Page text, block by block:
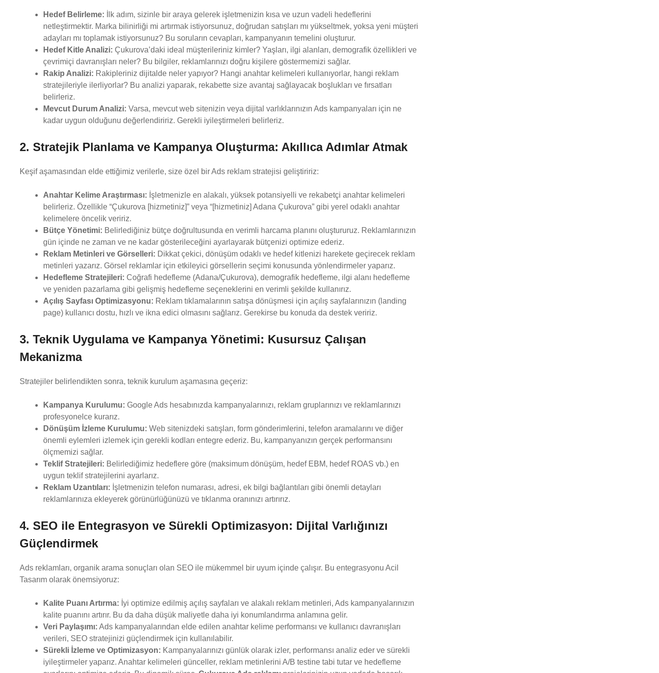
Hedef Belirleme: İlk adım, sizinle bir araya gelerek işletmenizin kısa ve uzun vadeli hedeflerini
netleştirmektir. Marka bilinirliği mi artırmak istiyorsunuz, doğrudan satışları mı yükseltmek, yoksa yeni müşteri
adayları mı toplamak istiyorsunuz? Bu soruların cevapları, kampanyanın temelini oluşturur.
Hedef Kitle Analizi: Çukurova’daki ideal müşterileriniz kimler? Yaşları, ilgi alanları, demografik özellikleri ve
çevrimiçi davranışları neler? Bu bilgiler, reklamlarınızı doğru kişilere göstermemizi sağlar.
Rakip Analizi: Rakipleriniz dijitalde neler yapıyor? Hangi anahtar kelimeleri kullanıyorlar, hangi reklam
stratejileriyle ilerliyorlar? Bu analizi yaparak, rekabette size avantaj sağlayacak boşlukları ve fırsatları
belirleriz.
Mevcut Durum Analizi: Varsa, mevcut web sitenizin veya dijital varlıklarınızın Ads kampanyaları için ne
kadar uygun olduğunu değerlendiririz. Gerekli iyileştirmeleri belirleriz.
2. Stratejik Planlama ve Kampanya Oluşturma: Akıllıca Adımlar Atmak
Keşif aşamasından elde ettiğimiz verilerle, size özel bir Ads reklam stratejisi geliştiririz:
Anahtar Kelime Araştırması: İşletmenizle en alakalı, yüksek potansiyelli ve rekabetçi anahtar kelimeleri
belirleriz. Özellikle “Çukurova [hizmetiniz]” veya “[hizmetiniz] Adana Çukurova” gibi yerel odaklı anahtar
kelimelere öncelik veririz.
Bütçe Yönetimi: Belirlediğiniz bütçe doğrultusunda en verimli harcama planını oluştururuz. Reklamlarınızın
gün içinde ne zaman ve ne kadar gösterileceğini ayarlayarak bütçenizi optimize ederiz.
Reklam Metinleri ve Görselleri: Dikkat çekici, dönüşüm odaklı ve hedef kitlenizi harekete geçirecek reklam
metinleri yazarız. Görsel reklamlar için etkileyici görsellerin seçimi konusunda yönlendirmeler yaparız.
Hedefleme Stratejileri: Coğrafi hedefleme (Adana/Çukurova), demografik hedefleme, ilgi alanı hedefleme
ve yeniden pazarlama gibi gelişmiş hedefleme seçeneklerini en verimli şekilde kullanırız.
Açılış Sayfası Optimizasyonu: Reklam tıklamalarının satışa dönüşmesi için açılış sayfalarınızın (landing
page) kullanıcı dostu, hızlı ve ikna edici olmasını sağlarız. Gerekirse bu konuda da destek veririz.
3. Teknik Uygulama ve Kampanya Yönetimi: Kusursuz Çalışan
Mekanizma
Stratejiler belirlendikten sonra, teknik kurulum aşamasına geçeriz:
Kampanya Kurulumu: Google Ads hesabınızda kampanyalarınızı, reklam gruplarınızı ve reklamlarınızı
profesyonelce kurarız.
Dönüşüm İzleme Kurulumu: Web sitenizdeki satışları, form gönderimlerini, telefon aramalarını ve diğer
önemli eylemleri izlemek için gerekli kodları entegre ederiz. Bu, kampanyanızın gerçek performansını
ölçmemizi sağlar.
Teklif Stratejileri: Belirlediğimiz hedeflere göre (maksimum dönüşüm, hedef EBM, hedef ROAS vb.) en
uygun teklif stratejilerini ayarlarız.
Reklam Uzantıları: İşletmenizin telefon numarası, adresi, ek bilgi bağlantıları gibi önemli detayları
reklamlarınıza ekleyerek görünürlüğünüzü ve tıklanma oranınızı artırırız.
4. SEO ile Entegrasyon ve Sürekli Optimizasyon: Dijital Varlığınızı
Güçlendirmek
Ads reklamları, organik arama sonuçları olan SEO ile mükemmel bir uyum içinde çalışır. Bu entegrasyonu Acil
Tasarım olarak önemsiyoruz:
Kalite Puanı Artırma: İyi optimize edilmiş açılış sayfaları ve alakalı reklam metinleri, Ads kampanyalarınızın
kalite puanını artırır. Bu da daha düşük maliyetle daha iyi konumlandırma anlamına gelir.
Veri Paylaşımı: Ads kampanyalarından elde edilen anahtar kelime performansı ve kullanıcı davranışları
verileri, SEO stratejinizi güçlendirmek için kullanılabilir.
Sürekli İzleme ve Optimizasyon: Kampanyalarınızı günlük olarak izler, performansı analiz eder ve sürekli
iyileştirmeler yaparız. Anahtar kelimeleri günceller, reklam metinlerini A/B testine tabi tutar ve hedefleme